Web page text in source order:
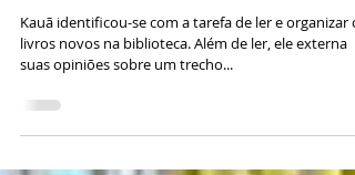
OS ARTISTAS FAZEM O SOL
Kauã identificou-se com a tarefa de ler e organizar
suas opiniões sobre um trecho...